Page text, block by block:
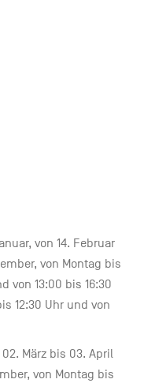
von 14. Februar
von Montag bis
von 13:00 bis 16:30
12:30 Uhr und von
März bis 03. April
von Montag bis